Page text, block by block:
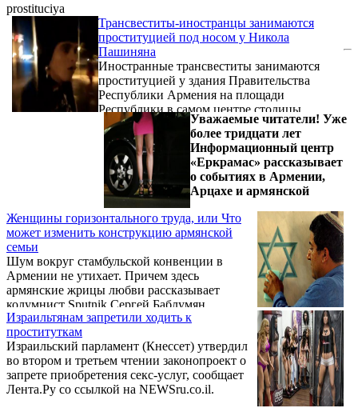
prostituciya
Трансвеститы-иностранцы занимаются
проституцией под носом у Никола
Пашиняна
Иностранные трансвеститы занимаются
проституцией у здания Правительства
Республики Армения на площади
Республики в самом центре столицы
страны - Еревана. Знает ли об этом премьер-
министр или Никол Пашинян не против
этого?
Женщины горизонтального труда, или Что
может изменить конструкцию армянской
семьи
Шум вокруг стамбульской конвенции в
Армении не утихает. Причем здесь
армянские жрицы любви рассказывает
колумнист Sputnik Сергей Баблумян..
Израильтянам запретили ходить к
проституткам
Израильский парламент (Кнессет) утвердил
во втором и третьем чтении законопроект о
запрете приобретения секс-услуг, сообщает
Лента.Ру со ссылкой на NEWSru.co.il.
Уважаемые читатели! Уже
более тридцати лет
Информационный центр
«Еркрамас» рассказывает
о событиях в Армении,
Арцахе и армянской